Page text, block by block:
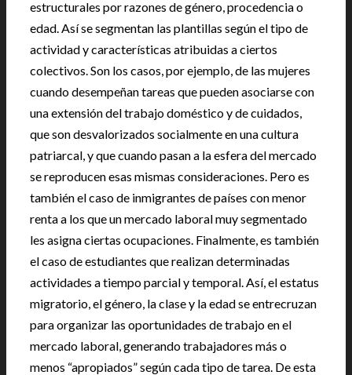
estructurales por razones de género, procedencia o
edad. Así se segmentan las plantillas según el tipo de
actividad y características atribuidas a ciertos
colectivos. Son los casos, por ejemplo, de las mujeres
cuando desempeñan tareas que pueden asociarse con
una extensión del trabajo doméstico y de cuidados,
que son desvalorizados socialmente en una cultura
patriarcal, y que cuando pasan a la esfera del mercado
se reproducen esas mismas consideraciones. Pero es
también el caso de inmigrantes de países con menor
renta a los que un mercado laboral muy segmentado
les asigna ciertas ocupaciones. Finalmente, es también
el caso de estudiantes que realizan determinadas
actividades a tiempo parcial y temporal. Así, el estatus
migratorio, el género, la clase y la edad se entrecruzan
para organizar las oportunidades de trabajo en el
mercado laboral, generando trabajadores más o
menos “apropiados” según cada tipo de tarea. De esta